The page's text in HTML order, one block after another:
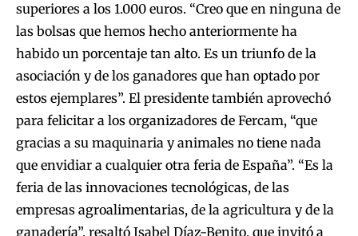
superiores a los 1.000 euros. “Creo que en ninguna de
las bolsas que hemos hecho anteriormente ha
habido un porcentaje tan alto. Es un triunfo de la
asociación y de los ganadores que han optado por
estos ejemplares”. El presidente también aprovechó
para felicitar a los organizadores de Fercam, “que
gracias a su maquinaria y animales no tiene nada
que envidiar a cualquier otra feria de España”. “Es la
feria de las innovaciones tecnológicas, de las
empresas agroalimentarias, de la agricultura y de la
ganadería”, resaltó Isabel Díaz-Benito, que invitó a